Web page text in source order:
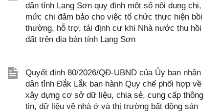
dân tỉnh Lạng Sơn quy định một số nội dung chi,
mức chi đảm bảo cho việc tổ chức thực hiện bồi
thường, hỗ trợ, tái định cư khi Nhà nước thu hồi
đất trên địa bàn tỉnh Lạng Sơn
Quyết định 80/2026/QĐ-UBND của Ủy ban nhân
dân tỉnh Đắk Lắk ban hành Quy chế phối hợp về
xây dựng cơ sở dữ liệu, chia sẻ, cung cấp thông
tin, dữ liệu về nhà ở và thị trường bất động sản